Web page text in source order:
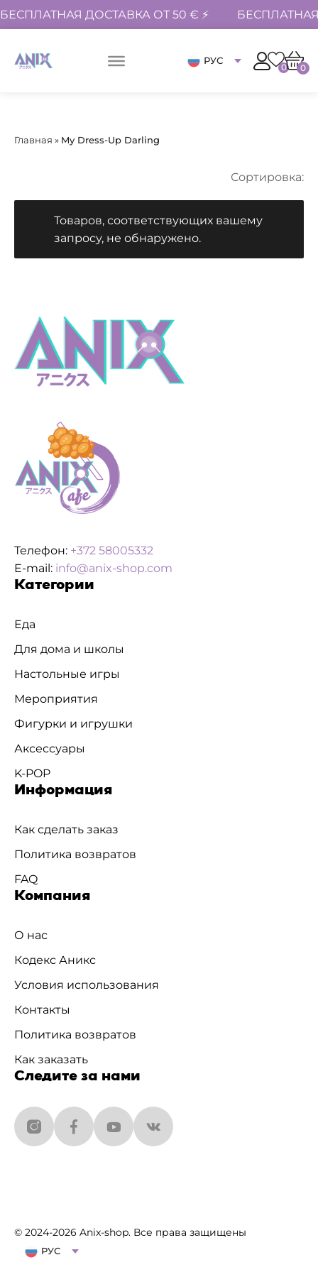
БЕСПЛАТНАЯ ДОСТАВКА ОТ 50 € ⚡
РУС
0 0
Главная » My Dress-Up Darling
Сортировка:
Товаров, соответствующих вашему
запросу, не обнаружено.
Телефон: +372 58005332
E-mail: info@anix-shop.com
Категории
Еда
Для дома и школы
Настольные игры
Мероприятия
Фигурки и игрушки
Аксессуары
K-POP
Информация
Как сделать заказ
Политика возвратов
FAQ
Компания
О нас
Кодекс Аникс
Условия использования
Контакты
Политика возвратов
Как заказать
Следите за нами
© 2024-2026 Anix-shop. Все права защищены
РУС